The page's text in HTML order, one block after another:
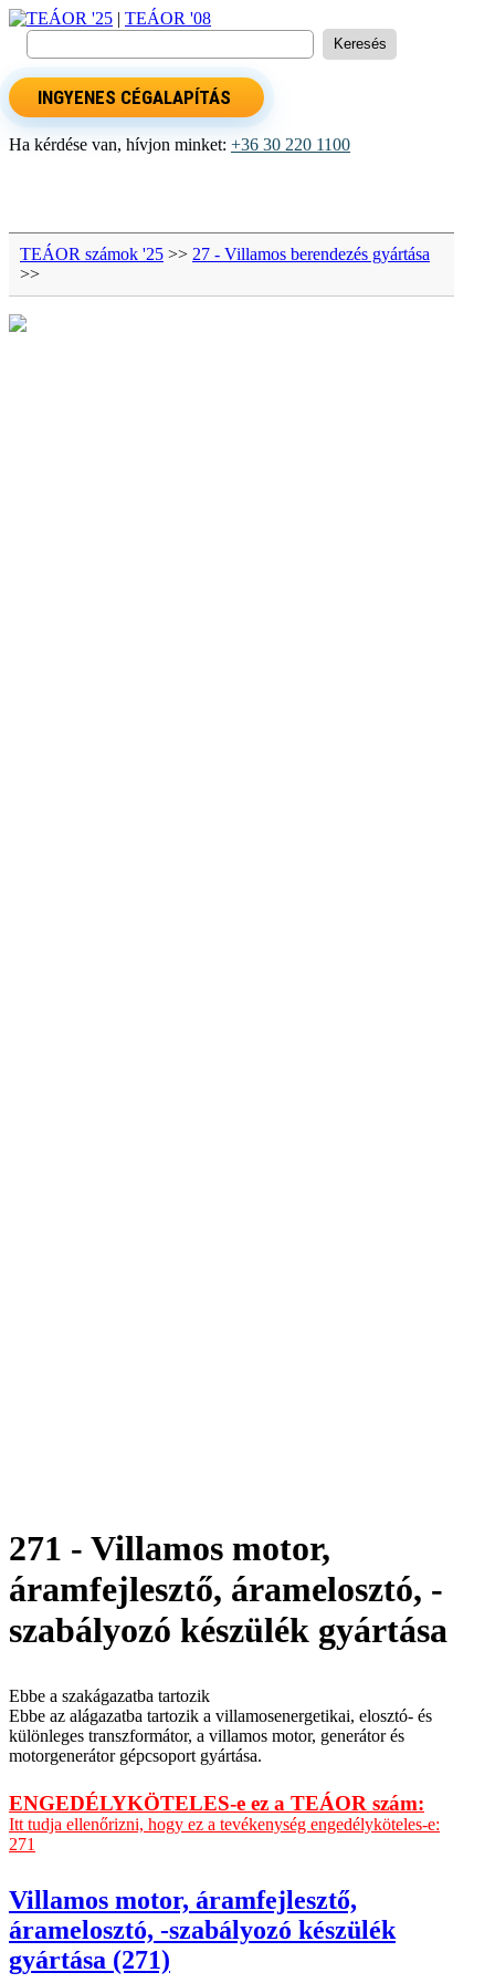
TEÁOR '25 | TEÁOR '08
INGYENES CÉGALAPÍTÁS
Ha kérdése van, hívjon minket: +36 30 220 1100
TEÁOR számok '25 >> 27 - Villamos berendezés gyártása
>>
271 - Villamos motor,
áramfejlesztő, áramelosztó, -
szabályozó készülék gyártása
Ebbe a szakágazatba tartozik
Ebbe az alágazatba tartozik a villamosenergetikai, elosztó- és
különleges transzformátor, a villamos motor, generátor és
motorgenerátor gépcsoport gyártása.
ENGEDÉLYKÖTELES-e ez a TEÁOR szám:
Itt tudja ellenőrizni, hogy ez a tevékenység engedélyköteles-e:
271
Villamos motor, áramfejlesztő,
áramelosztó, -szabályozó készülék
gyártása (271)